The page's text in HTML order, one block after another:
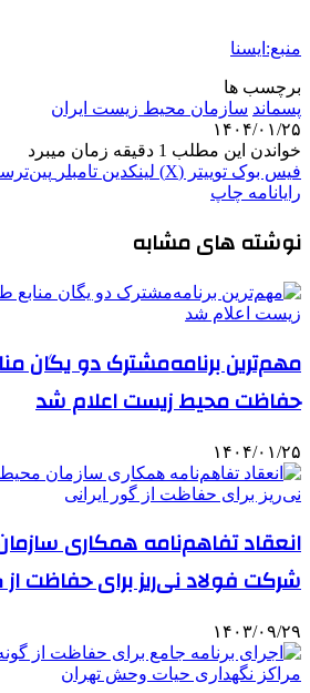
منبع:ایسنا
برچسب ها
پسماند سازمان محیط زیست ایران
۱۴۰۴/۰۱/۲۵
خواندن این مطلب 1 دقیقه زمان میبرد
فیس بوک توییتر (X) لینکدین ‫تامبلر
رایانامه چاپ
نوشته های مشابه
مهم‌ترین برنامه‌مشترک دو یگان
حفاظت محیط زیست اعلام شد
۱۴۰۴/۰۱/۲۵
انعقاد تفاهم‌نامه همکاری
شرکت فولاد نی‌ریز برای حفاظت از
۱۴۰۳/۰۹/۲۹